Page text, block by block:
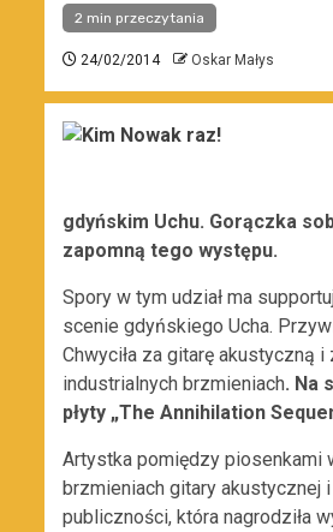
2 min przeczytania
24/02/2014 Oskar Małys
gdyńskim Uchu. Gorączka
zapomną tego występu.
Spory w tym udział ma
scenie gdyńskiego Ucha.
Chwyciła za gitarę akustyczną
industrialnych brzmieniach. Na
płyty „The Annihilation
Artystka pomiędzy piosenkami
brzmieniach gitary akustycznej
publiczności, która nagrodziła